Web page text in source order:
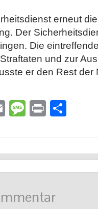
erneut
Der
Die
und zur
er den Rest der
EmailMessage
Print